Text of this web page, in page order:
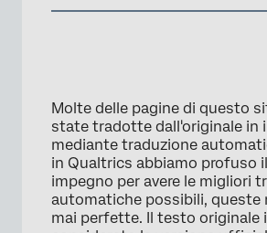
Molte delle pagine di questo
state tradotte dall'originale in
mediante traduzione
in Qualtrics abbiamo profuso
impegno per avere le migliori
automatiche possibili, queste
mai perfette. Il testo originale